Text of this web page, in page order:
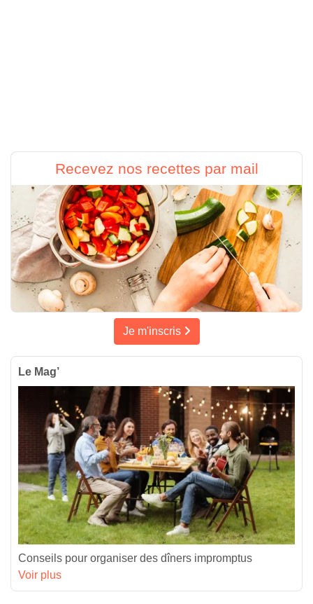
Recevez nos recettes par mail
Je m'inscris
Le Mag’
Conseils pour organiser des dîners impromptus
Voir plus